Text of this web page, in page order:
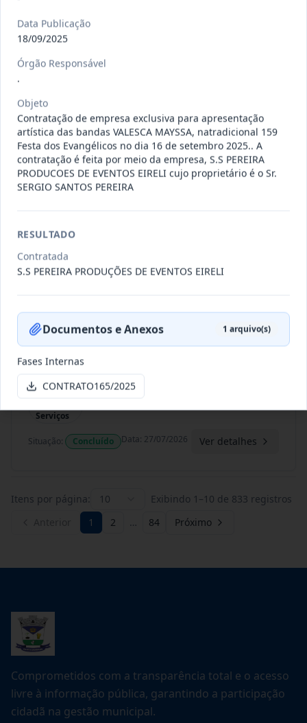
009/2026
014/2026
-
A presente Ata tem por objeto o
Registro de preços para even...
Situação: Concluído Data:06/08/2026 Ver detalhes
de
Registro de preços para eventu
Situação: Concluído Data:06/08/2026 Ver detalhes
Prestação
Serviços
O presente termo aditivo tem como
objeto a Prorrogação da vi
Situação: Concluído Data: 27/07/2026 Ver detalhes
Itens por página: 10 Exibindo 1 –10 de 833 registros
1 2 … 84 Próximo
Comprometidos com a transparência total e o acesso
livre à informação pública, garantindo a participação
cidadã na gestão municipal.
Data Publicação
18/09/2025
Órgão Responsável
.
Objeto
Contratação de empresa exclusiva para apresentação
artística das bandas VALESCA MAYSSA, natradicional 159
Festa dos Evangélicos no dia 16 de setembro 2025.. A
contratação é feita por meio da empresa, S.S PEREIRA
PRODUCOES DE EVENTOS EIRELI cujo proprietário é o Sr.
SERGIO SANTOS PEREIRA
RESULTADO
Contratada
S.S PEREIRA PRODUÇÕES DE EVENTOS EIRELI
Documentos e Anexos 1 arquivo(s)
Fases Internas
CONTRATO165/2025